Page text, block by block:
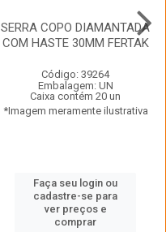
SERRA COPO DIAMANTADA
COM HASTE 30MM FERTAK
Código: 39264
Embalagem: UN
Caixa contém 20 un
*Imagem meramente ilustrativa
Faça seu login ou
cadastre-se para
ver preços e
comprar